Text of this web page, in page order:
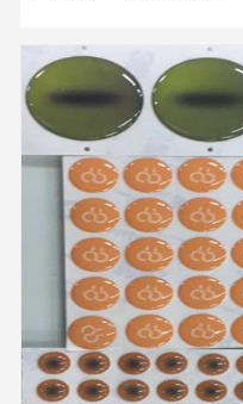
产品颜色 多色、可定制颜色